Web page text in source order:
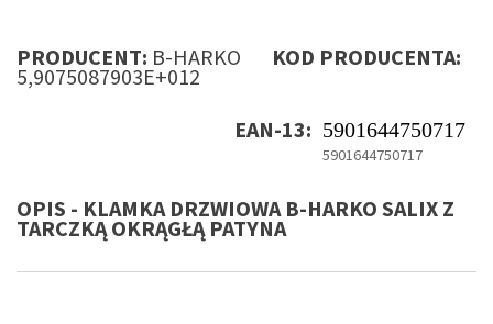
PRODUCENT: B-HARKO KOD PRODUCENTA:
5,9075087903E+012
EAN-13: 5901644750717
5901644750717
OPIS - KLAMKA DRZWIOWA B-HARKO SALIX Z
TARCZKĄ OKRĄGŁĄ PATYNA